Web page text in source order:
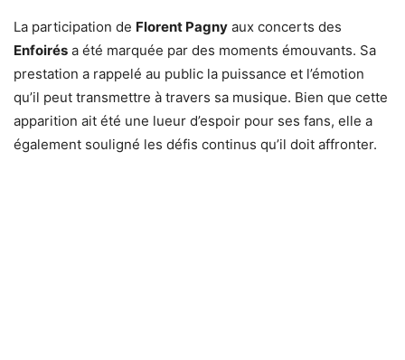
La participation de Florent Pagny aux concerts des
Enfoirés a été marquée par des moments émouvants. Sa
prestation a rappelé au public la puissance et l’émotion
qu’il peut transmettre à travers sa musique. Bien que cette
apparition ait été une lueur d’espoir pour ses fans, elle a
également souligné les défis continus qu’il doit affronter.